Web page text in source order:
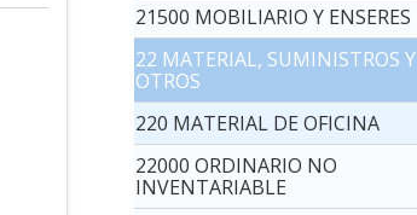
21500 MOBILIARIO Y ENSERES
22 MATERIAL, SUMINISTROS Y
OTROS
220 MATERIAL DE OFICINA
22000 ORDINARIO NO
INVENTARIABLE